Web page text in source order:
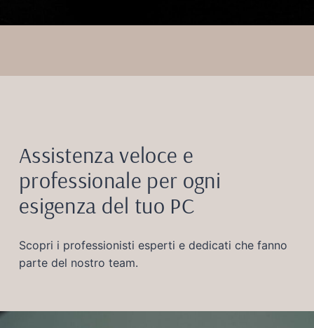
Assistenza veloce e
professionale per ogni
esigenza del tuo PC
Scopri i professionisti esperti e dedicati che fanno
parte del nostro team.